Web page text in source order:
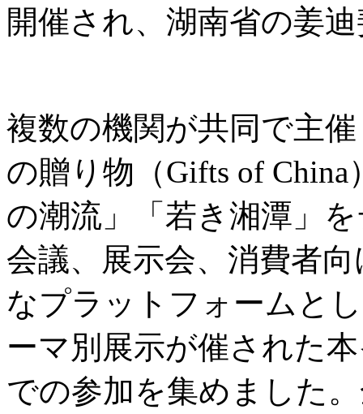
開催され、湖南省の姜
複数の機関が共同で主
の贈り物（Gifts of
の潮流」「若き湘潭」
会議、展示会、消費者
なプラットフォームと
ーマ別展示が催された
での参加を集めました